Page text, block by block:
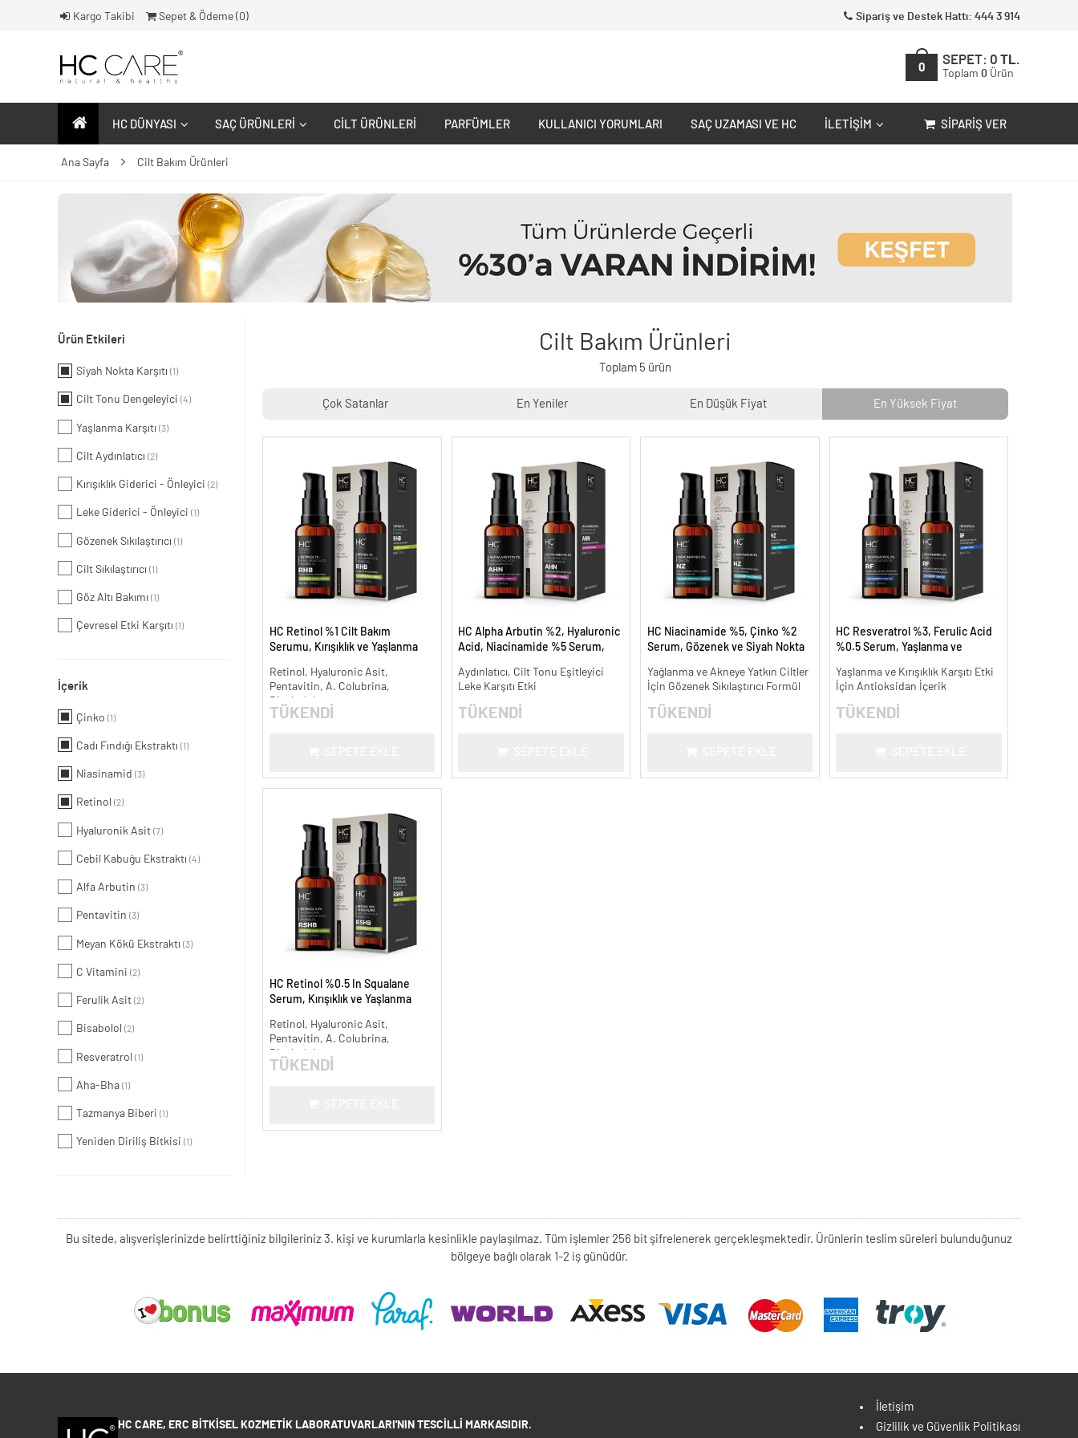
Kargo Takibi Sepet & Ödeme ( 0) Sipariş ve Destek Hattı: 444 3 914
0
SEPET: 0 TL.
Toplam 0 Ürün
HC DÜNYASI SAÇ ÜRÜNLERI CILT ÜRÜNLERI PARFÜMLER KULLANICI YORUMLARI SAÇ UZAMASI VE HC İLETIŞIM SIPARIŞ VER
Ana Sayfa Cilt Bakım Ürünleri
Ürün Etkileri
Siyah Nokta Karşıtı (1)
Cilt Tonu Dengeleyici (4)
Yaşlanma Karşıtı (3)
Cilt Aydınlatıcı (2)
Kırışıklık Giderici - Önleyici (2)
Leke Giderici - Önleyici (1)
Gözenek Sıkılaştırıcı (1)
Cilt Sıkılaştırıcı (1)
Göz Altı Bakımı (1)
Çevresel Etki Karşıtı (1)
İçerik
Çinko (1)
Cadı Fındığı Ekstraktı (1)
Niasinamid (3)
Retinol (2)
Hyaluronik Asit (7)
Cebil Kabuğu Ekstraktı (4)
Alfa Arbutin (3)
Pentavitin (3)
Meyan Kökü Ekstraktı (3)
C Vitamini (2)
Ferulik Asit (2)
Bisabolol (2)
Resveratrol (1)
Aha-Bha (1)
Tazmanya Biberi (1)
Yeniden Diriliş Bitkisi (1)
Cilt Bakım Ürünleri
Toplam 5 ürün
Çok Satanlar En Yeniler En Düşük Fiyat En Yüksek Fiyat
HC Retinol %1 Cilt Bakım
Serumu, Kırışıklık ve Yaşlanma
Retinol, Hyaluronic Asit,
Pentavitin, A. Colubrina,
Bisabolol
TÜKENDİ
HC Alpha Arbutin %2, Hyaluronic
Acid, Niacinamide %5 Serum,
Aydınlatıcı, Cilt Tonu Eşitleyici
Leke Karşıtı Etki
TÜKENDİ
HC Niacinamide %5, Çinko %2
Serum, Gözenek ve Siyah Nokta
- 30 ml.
Yağlanma ve Akneye Yatkın Ciltler
İçin Gözenek Sıkılaştırıcı Formül
TÜKENDİ
HC Resveratrol %3, Ferulic Acid
%0.5 Serum, Yaşlanma ve
Yaşlanma ve Kırışıklık Karşıtı Etki
İçin Antioksidan İçerik
TÜKENDİ
HC Retinol %0.5 In Squalane
Serum, Kırışıklık ve Yaşlanma
Retinol, Hyaluronic Asit,
Pentavitin, A. Colubrina,
Bisabolol
TÜKENDİ
Bu sitede, alışverişlerinizde belirttiğiniz bilgileriniz 3. kişi ve kurumlarla kesinlikle paylaşılmaz. Tüm işlemler 256 bit şifrelenerek gerçekleşmektedir. Ürünlerin teslim süreleri bulunduğunuz
bölgeye bağlı olarak 1-2 iş günüdür.
HC CARE, ERC BITKISEL KOZMETIK LABORATUVARLARI'NIN TESCILLI MARKASIDIR.
İletişim
Gizlilik ve Güvenlik Politikası